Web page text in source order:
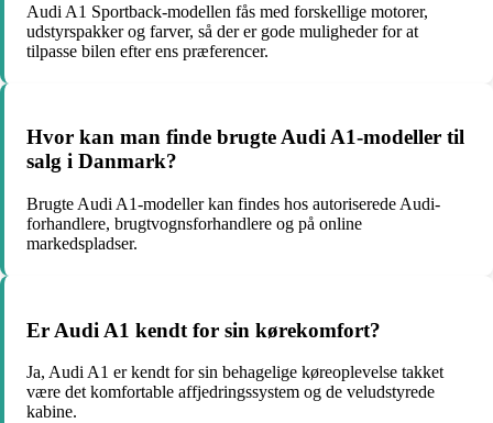
Audi A1 Sportback-modellen fås med forskellige motorer,
udstyrspakker og farver, så der er gode muligheder for at
tilpasse bilen efter ens præferencer.
Hvor kan man finde brugte Audi A1-modeller til
salg i Danmark?
Brugte Audi A1-modeller kan findes hos autoriserede Audi-
forhandlere, brugtvognsforhandlere og på online
markedspladser.
Er Audi A1 kendt for sin kørekomfort?
Ja, Audi A1 er kendt for sin behagelige køreoplevelse takket
være det komfortable affjedringssystem og de veludstyrede
kabine.